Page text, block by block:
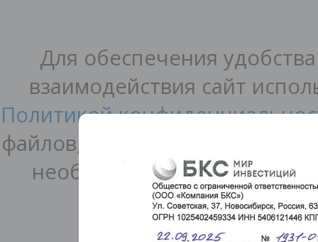
Для обеспечения
взаимодействия сайт
Политикой
файлов, а также
необходимости вы можете